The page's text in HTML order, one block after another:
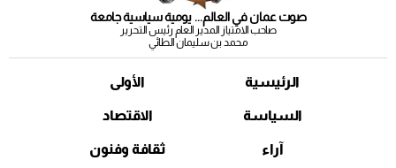
صوت عمان في العالم... يومية سياسية جامعة
صاحب الامتياز المدير العام رئيس التحرير
محمد بن سليمان الطائي
الرئيسية
السياسة
آراء
الأولى
الاقتصاد
ثقافة وفنون